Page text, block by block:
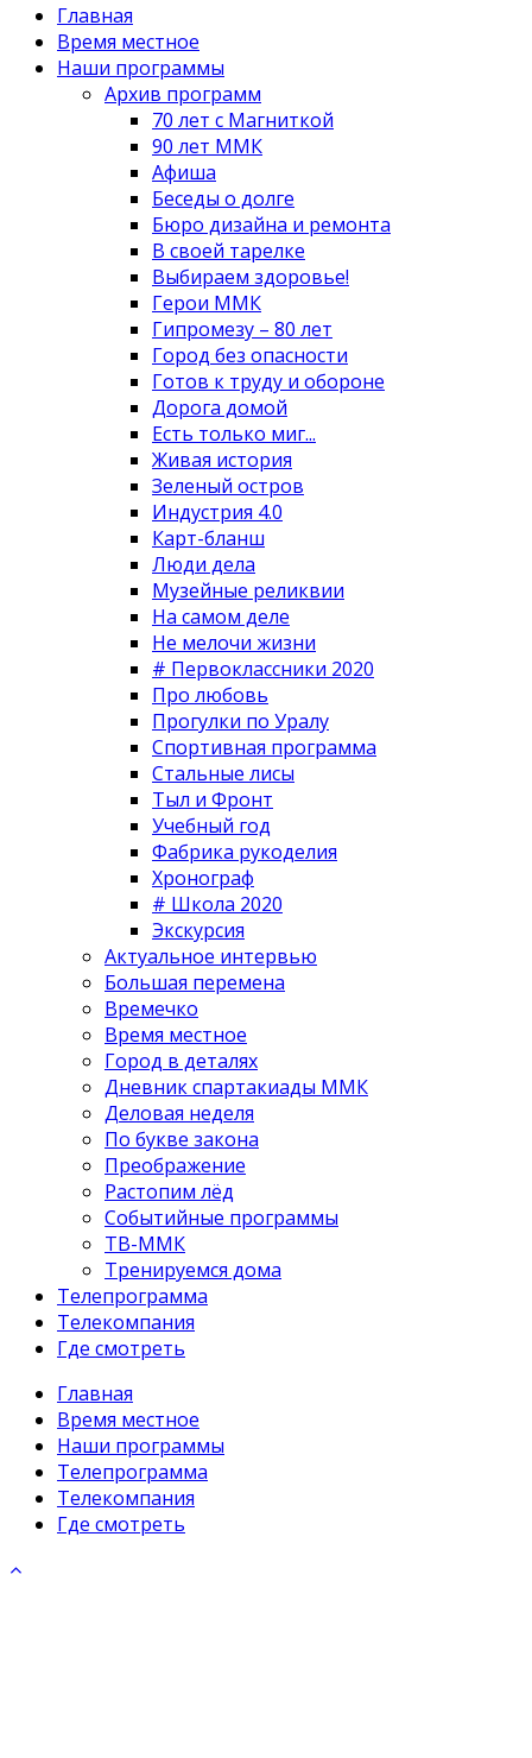
Главная
Время местное
Наши программы
Архив программ
70 лет с Магниткой
90 лет ММК
Афиша
Беседы о долге
Бюро дизайна и ремонта
В своей тарелке
Выбираем здоровье!
Герои ММК
Гипромезу – 80 лет
Город без опасности
Готов к труду и обороне
Дорога домой
Есть только миг...
Живая история
Зеленый остров
Индустрия 4.0
Карт-бланш
Люди дела
Музейные реликвии
На самом деле
Не мелочи жизни
# Первоклассники 2020
Про любовь
Прогулки по Уралу
Спортивная программа
Стальные лисы
Тыл и Фронт
Учебный год
Фабрика рукоделия
Хронограф
# Школа 2020
Экскурсия
Актуальное интервью
Большая перемена
Времечко
Время местное
Город в деталях
Дневник спартакиады ММК
Деловая неделя
По букве закона
Преображение
Растопим лёд
Событийные программы
ТВ-ММК
Тренируемся дома
Телепрограмма
Телекомпания
Где смотреть
Главная
Время местное
Наши программы
Телепрограмма
Телекомпания
Где смотреть